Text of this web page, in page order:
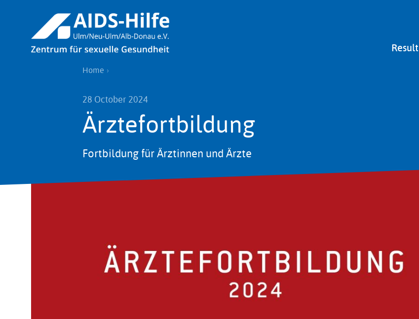
content
Main
Result
Breadcrumb
Home
28 October 2024
Ärztefortbildung
Fortbildung für Ärztinnen und Ärzte